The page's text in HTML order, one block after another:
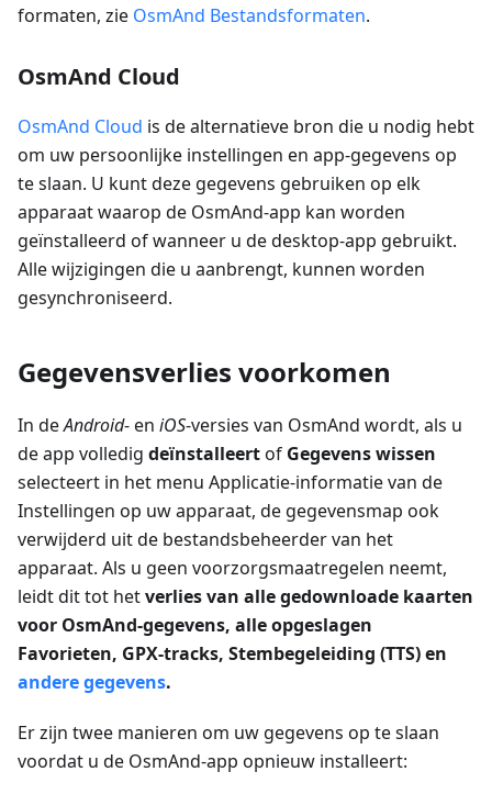
formaten, zie OsmAnd Bestandsformaten.
OsmAnd Cloud
OsmAnd Cloud is de alternatieve bron die u nodig hebt
om uw persoonlijke instellingen en app-gegevens op
te slaan. U kunt deze gegevens gebruiken op elk
apparaat waarop de OsmAnd-app kan worden
geïnstalleerd of wanneer u de desktop-app gebruikt.
Alle wijzigingen die u aanbrengt, kunnen worden
gesynchroniseerd.
Gegevensverlies voorkomen
In deAndroid- en iOS-versies van OsmAnd wordt, als u
de app volledig deïnstalleertof Gegevens wissen
selecteert in het menu Applicatie-informatie van de
Instellingen op uw apparaat, de gegevensmap ook
verwijderd uit de bestandsbeheerder van het
apparaat. Als u geen voorzorgsmaatregelen neemt,
leidt dit tot hetverlies van alle gedownloade kaarten
voor OsmAnd-gegevens, alle opgeslagen
Favorieten, GPX-tracks, Stembegeleiding (TTS) en
andere gegevens.
Er zijn twee manieren om uw gegevens op te slaan
voordat u de OsmAnd-app opnieuw installeert: